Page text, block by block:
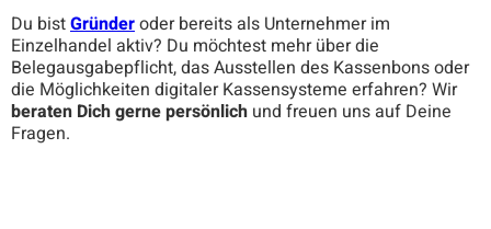
Du bistGründeroder bereits als Unternehmer im
Einzelhandel aktiv? Du möchtest mehr über die
Belegausgabepflicht, das Ausstellen des Kassenbons oder
die Möglichkeiten digitaler Kassensysteme erfahren? Wir
beraten Dich gerne persönlich und freuen uns auf Deine
Fragen.